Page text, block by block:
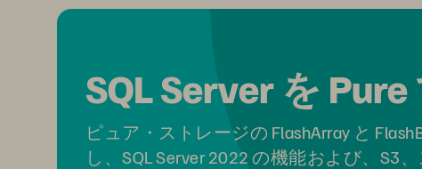
SQL Server を
ピュア・ストレージの FlashArray と
し、SQL Server 2022 の機能および、S3